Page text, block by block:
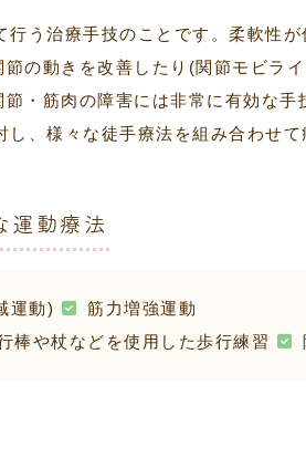
う治療手技のことです。柔軟性
の動きを改善したり(関節モビラ
・筋肉の障害には非常に有効な手
、様々な徒手療法を組み合わせて
運動療法
運動)
筋力増強運動
棒や杖などを使用した歩行練習